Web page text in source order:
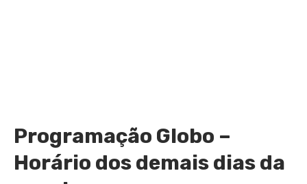
Programação Globo –
Horário dos demais dias da